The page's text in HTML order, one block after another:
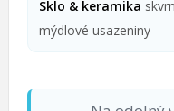
Sklo & keramika
mýdlové usazeniny